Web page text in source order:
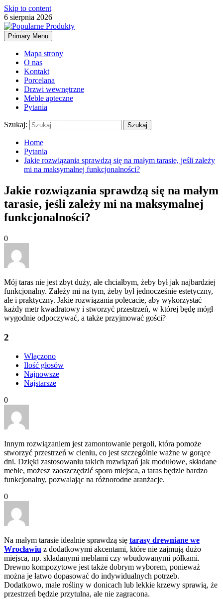
Skip to content
6 sierpnia 2026
Primary Menu
Mapa strony
O nas
Kontakt
Porcelana
Drzwi wewnętrzne
Meble apteczne
Pytania
Szukaj:
Home
Pytania
Jakie rozwiązania sprawdzą się na małym tarasie, jeśli zależy
mi na maksymalnej funkcjonalności?
Jakie rozwiązania sprawdzą się na małym
tarasie, jeśli zależy mi na maksymalnej
funkcjonalności?
0
Mój taras nie jest zbyt duży, ale chciałbym, żeby był jak najbardziej
funkcjonalny. Zależy mi na tym, żeby był jednocześnie estetyczny,
ale i praktyczny. Jakie rozwiązania polecacie, aby wykorzystać
każdy metr kwadratowy i stworzyć przestrzeń, w której będę mógł
wygodnie odpoczywać, a także przyjmować gości?
2
Włączono
Ilość głosów
Najnowsze
Najstarsze
0
Innym rozwiązaniem jest zamontowanie pergoli, która pomoże
stworzyć przestrzeń w cieniu, co jest szczególnie ważne w gorące
dni. Dzięki zastosowaniu takich rozwiązań jak modułowe, składane
meble, możesz zaoszczędzić sporo miejsca, a taras będzie bardzo
funkcjonalny, pozwalając na różnorodne aranżacje.
0
Na małym tarasie idealnie sprawdzą się tarasy drewniane we
Wrocławiu z dodatkowymi akcentami, które nie zajmują dużo
miejsca, np. składanymi meblami czy wbudowanymi półkami.
Drewno kompozytowe jest także dobrym wyborem, ponieważ
można je łatwo dopasować do indywidualnych potrzeb.
Dodatkowo, małe rośliny w donicach lub lekkie krzewy sprawią, że
przestrzeń będzie przytulna, ale nie zagracona.